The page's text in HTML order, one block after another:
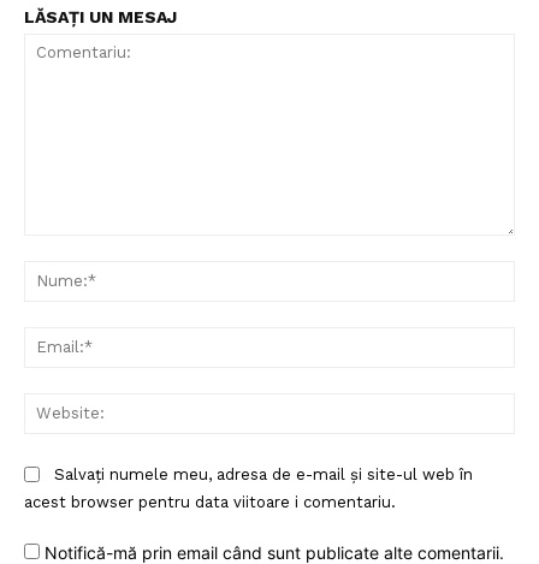
LĂSAȚI UN MESAJ
Salvați numele meu, adresa de e-mail și site-ul web în
acest browser pentru data viitoare i comentariu.
Notifică-mă prin email când sunt publicate alte comentarii.